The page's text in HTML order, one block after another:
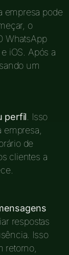
empresa pode
o
WhatsApp
iOS. Após a
um
perfil . Isso
de
clientes a
respostas
Isso
retorno,